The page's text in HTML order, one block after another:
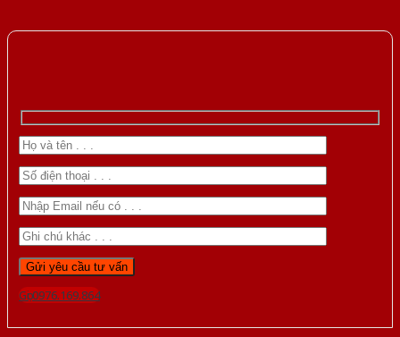
Gọi 0976.169.864